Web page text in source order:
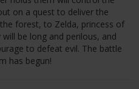
on a quest to deliver the
forest, to Zelda, princess of
be long and perilous, and
to defeat evil. The battle
has begun!